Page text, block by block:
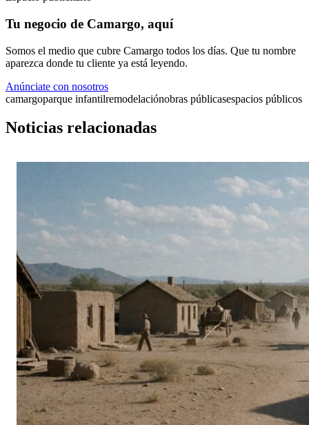
Tu negocio de Camargo, aquí
Somos el medio que cubre Camargo todos los días. Que tu nombre
aparezca donde tu cliente ya está leyendo.
Anúnciate con nosotros
camargoparque infantilremodelaciónobras públicasespacios públicos
Noticias relacionadas